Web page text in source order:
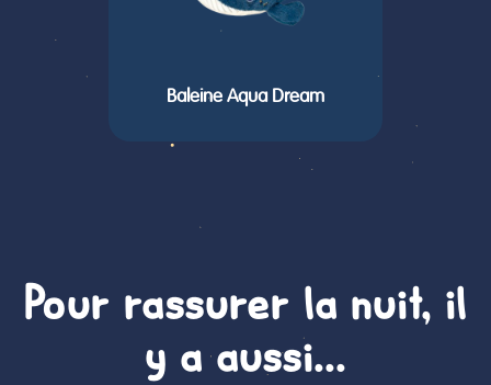
Baleine Aqua Dream
Pour rassurer la nuit, il
y a aussi...